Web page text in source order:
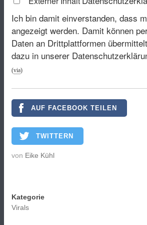
Ich bin damit einverstanden, dass
angezeigt werden. Damit können
Daten an Drittplattformen
dazu in unserer
(via)
AUF FACEBOOK TEILEN
TWITTERN
von Eike Kühl
Kategorie
Virals